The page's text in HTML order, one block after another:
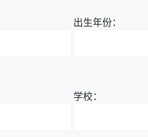
出生年份：
学校：